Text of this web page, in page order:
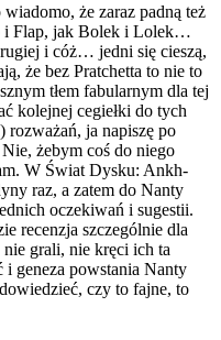
że zaraz padną też
i Flap, jak Bolek i Lolek…
i cóż… jedni się cieszą,
że bez Pratchetta to nie to
tłem fabularnym dla tej
kolejnej cegiełki do tych
rozważań, ja napiszę po
żebym coś do niego
W Świat Dysku: Ankh-
raz, a zatem do Nanty
oczekiwań i sugestii.
recenzja szczególnie dla
grali, nie kręci ich ta
i geneza powstania Nanty
czy to fajne, to